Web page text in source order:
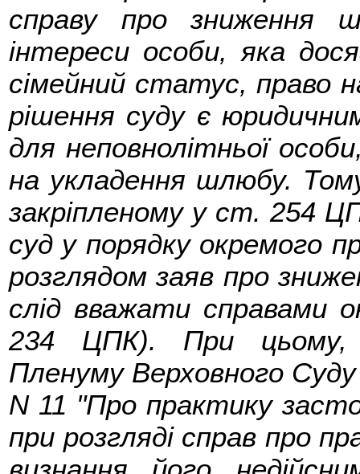
справу про зниження
інтереси особи, яка
сімейний статус, право
рішення суду є
для неповнолітньої
на укладення шлюбу.
закріпленому у ст. 254
суд у порядку окремого
розглядом заяв про
слід вважати справами
234 ЦПК). При цьому,
Пленуму Верховного Суду
N 11 "Про практику
при розгляді справ про